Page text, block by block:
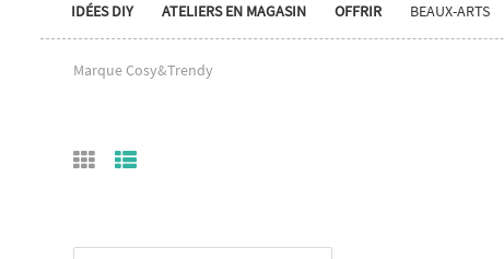
IDÉES DIY ATELIERS EN MAGASIN OFFRIR BEAUX-ARTS
Marque Cosy&Trendy